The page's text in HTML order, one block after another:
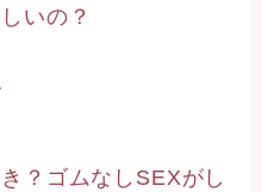
いの？
？ゴムなしSEXがし